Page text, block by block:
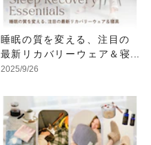
睡眠の質を変える、注目の
最新リカバリーウェア＆寝
具
2025/9/26